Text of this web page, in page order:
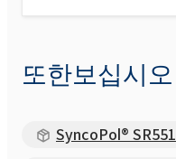
또한보십시오
SyncoPol® SR551